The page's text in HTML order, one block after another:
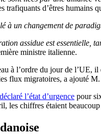
trafiquants d’êtres humains
à un changement de
assidue est essentielle,
ministre italienne.
à l’ordre du jour de l’UE,
flux migratoires, a ajouté
l’état d’urgence pour
les chiffres étaient